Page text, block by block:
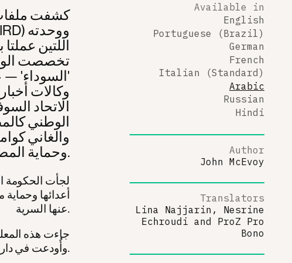
كشفت
'السوداء' —
وكالات
الاتحاد
الوطني
والغاني
وحماية المصالح البريطانية.
لجأت الحكومة
أعدائها
عنها السرية.
جاءت هذه
وأُودعت في دار المحفوظات الوطنية بلندن.
Available in
English
Portuguese (Brazil)
German
French
Italian (Standard)
Arabic
Russian
Hindi
Author
John McEvoy
Translators
Lina Najjarin, Nesrine
Echroudi and ProZ Pro
Bono